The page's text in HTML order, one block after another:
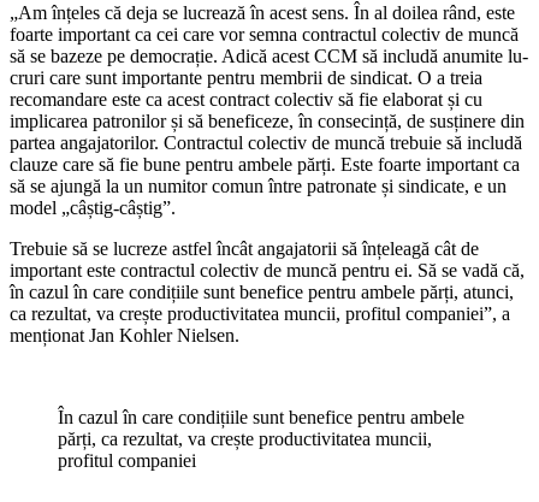
„Am înțeles că deja se lucrează în acest sens. În al doilea rând, este
foarte important ca cei care vor semna contractul colec­tiv de muncă
să se bazeze pe democrație. Adică acest CCM să includă anumite lu­
cruri care sunt importante pentru membrii de sindicat. O a treia
recomandare este ca acest contract colectiv să fie elaborat și cu
implicarea patronilor și să beneficeze, în consecință, de susținere din
partea an­gajatorilor. Contractul colectiv de muncă trebuie să includă
clauze care să fie bune pentru ambele părți. Este foarte important ca
să se ajungă la un numitor comun între patronate și sindicate, e un
model „câștig-câștig”.
Trebuie să se lucreze astfel încât anga­jatorii să înțeleagă cât de
important este contractul colectiv de muncă pentru ei. Să se vadă că,
în cazul în care condițiile sunt benefice pentru ambele părți, atunci,
ca rezultat, va crește productivitatea mun­cii, profitul companiei”, a
menționat Jan Kohler Nielsen.
În cazul în care condițiile sunt benefice pentru ambele
părți, ca rezultat, va crește productivitatea muncii,
profitul companiei